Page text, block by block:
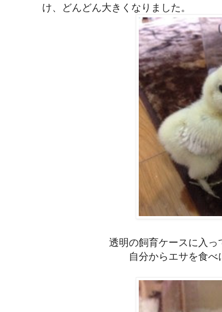
け、どんどん大きくなりました。
透明の飼育ケースに入
自分からエサを食